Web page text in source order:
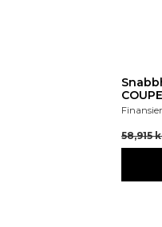
COUPE
58,915